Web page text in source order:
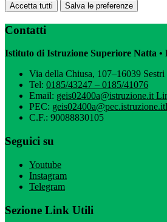
Accetta tutti Salva le preferenze
Contatti
Istituto di Istruzione Superiore Natta •
Via della Chiusa, 107–16039
Tel: 0185/43247 – 0185/41076
Email: geis02400a@istruzione.it
PEC: geis02400a@pec.istruzione.it
C.F.: 90088830105
Seguici su
Youtube
Instagram
Telegram
Sezione Link Utili